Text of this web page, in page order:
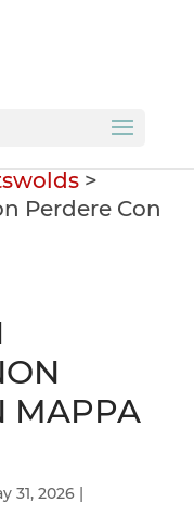
>
Perdere Con
MAPPA
31, 2026|